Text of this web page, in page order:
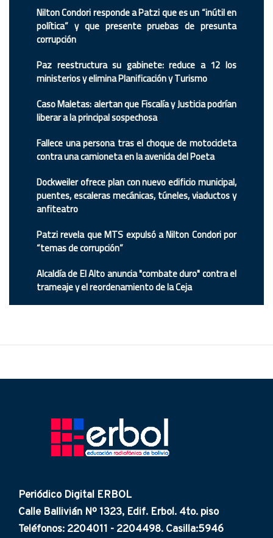
Nilton Condori responde a Patzi que es un “inútil en
política” y que presente pruebas de presunta
corrupción
Paz reestructura su gabinete: reduce a 12 los
ministerios y elimina Planificación y Turismo
Caso Maletas: alertan que Fiscalía y Justicia podrían
liberar a la principal sospechosa
Fallece una persona tras el choque de motocicleta
contra una camioneta en la avenida del Poeta
Dockweiler ofrece plan con nuevo edificio municipal,
puentes, escaleras mecánicas, túneles, viaductos y
anfiteatro
Patzi revela que MTS expulsó a Nilton Condori por
“temas de corrupción”
Alcaldía de El Alto anuncia "combate duro" contra el
trameaje y el reordenamiento de la Ceja
Periódico Digital ERBOL
Calle Ballivián Nº 1323, Edif. Erbol. 4to. piso
Teléfonos: 2204011 - 2204498. Casilla:5946